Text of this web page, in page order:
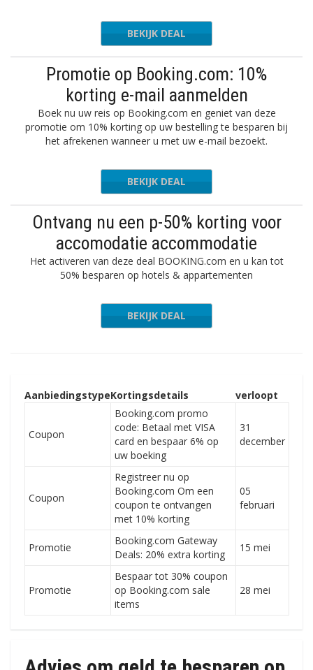
BEKIJK DEAL
Promotie op Booking.com: 10%
korting e-mail aanmelden
Boek nu uw reis op Booking.com en geniet van deze
promotie om 10% korting op uw bestelling te besparen bij
het afrekenen wanneer u met uw e-mail bezoekt.
BEKIJK DEAL
Ontvang nu een p-50% korting voor
accomodatie accommodatie
Het activeren van deze deal BOOKING.com en u kan tot
50% besparen op hotels & appartementen
BEKIJK DEAL
AanbiedingstypeKortingsdetails verloopt
Coupon
Booking.com promo
code: Betaal met VISA
card en bespaar 6% op
uw boeking
31
december
Coupon
Registreer nu op
Booking.com Om een
coupon te ontvangen
met 10% korting
05
februari
Promotie
Booking.com Gateway
Deals: 20% extra korting
15 mei
Promotie
Bespaar tot 30% coupon
op Booking.com sale
items
28 mei